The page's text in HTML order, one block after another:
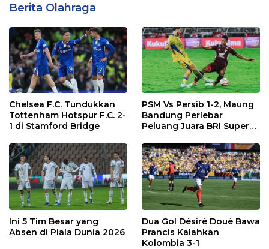
Berita Olahraga
Chelsea F.C. Tundukkan
Tottenham Hotspur F.C. 2-
1 di Stamford Bridge
PSM Vs Persib 1-2, Maung
Bandung Perlebar
Peluang Juara BRI Super
Ini 5 Tim Besar yang
Absen di Piala Dunia 2026
Dua Gol Désiré Doué Bawa
Prancis Kalahkan
Kolombia 3-1